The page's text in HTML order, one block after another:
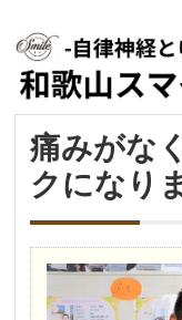
痛みがな
クになり